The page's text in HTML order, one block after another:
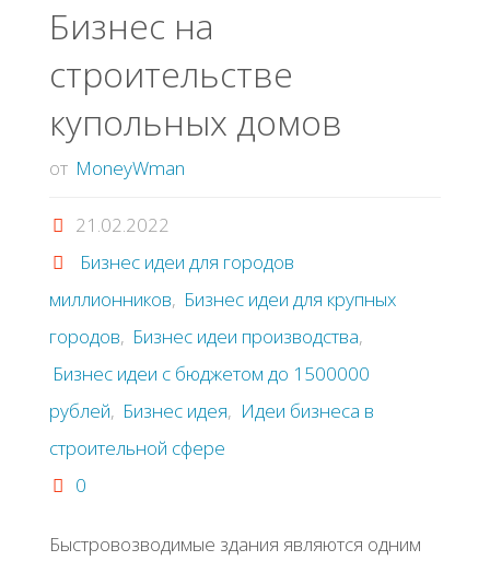
новостной
портал
Бизнес на
строительстве
купольных домов
от MoneyWman
21.02.2022
Бизнес идеи для городов
миллионников, Бизнес идеи для крупных
городов, Бизнес идеи производства,
Бизнес идеи с бюджетом до 1500000
рублей, Бизнес идея, Идеи бизнеса в
строительной сфере
0
Быстровозводимые здания являются одним